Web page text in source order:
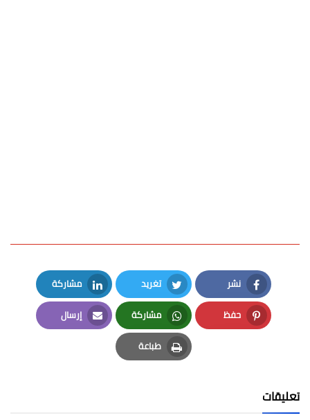
نشر
Facebook
تغريد
Twitter
مشاركة
LinkedIn
حفظ
Pinterest
مشاركة
Whatsapp
إرسال
Email
طباعة
Print
تعليقات